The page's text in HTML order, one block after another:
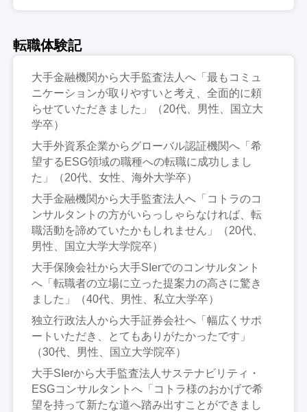
転職体験記
大手金融機関から大手監査法人へ「最もコミュ
ニケーションが取りやすいと考え、全面的に頼
らせていただきました」（20代、男性、国立大
学卒）
大手外資系企業からグローバル認証機関へ「希
望するESG領域の職種への転職に成功しまし
た」（20代、女性、海外大学卒）
大手金融機関から大手監査法人へ「コトラのコ
ンサルタントの方がいらっしゃらなければ、転
職活動を諦めていたかもしれません」（20代、
男性、国立大学大学院卒）
大手保険会社から大手SIerでのコンサルタント
へ「転職者の立場に立った提案力の高さに驚き
ました」（40代、男性、私立大学卒）
独立行政法人から大手証券会社へ「幅広くサポ
ートいただき、とてもありがたかったです」
（30代、男性、国立大学院卒）
大手SIerから大手監査法人サステナビリティ・
ESGコンサルタントへ「コトラ様のおかげで希
望を持って新たな道へ踏み出すことができまし